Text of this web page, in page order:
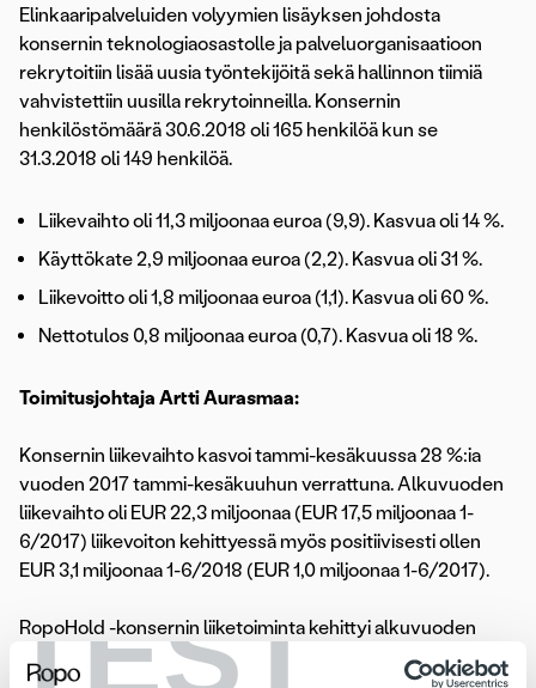
TEST
Elinkaaripalveluiden volyymien lisäyksen johdosta
konsernin teknologiaosastolle ja palveluorganisaatioon
rekrytoitiin lisää uusia työntekijöitä sekä hallinnon tiimiä
vahvistettiin uusilla rekrytoinneilla. Konsernin
henkilöstömäärä 30.6.2018 oli 165 henkilöä kun se
31.3.2018 oli 149 henkilöä.
Liikevaihto oli 11,3 miljoonaa euroa (9,9). Kasvua oli 14 %.
Käyttökate 2,9 miljoonaa euroa (2,2). Kasvua oli 31 %.
Liikevoitto oli 1,8 miljoonaa euroa (1,1). Kasvua oli 60 %.
Nettotulos 0,8 miljoonaa euroa (0,7). Kasvua oli 18 %.
Toimitusjohtaja Artti Aurasmaa:
Konsernin liikevaihto kasvoi tammi-kesäkuussa 28 %:ia
vuoden 2017 tammi-kesäkuuhun verrattuna. Alkuvuoden
liikevaihto oli EUR 22,3 miljoonaa (EUR 17,5 miljoonaa 1-
6/2017) liikevoiton kehittyessä myös positiivisesti ollen
EUR 3,1 miljoonaa 1-6/2018 (EUR 1,0 miljoonaa 1-6/2017).
RopoHold -konsernin liiketoiminta kehittyi alkuvuoden
aikana suunnitellun strategian mukaisesti. Konsernin